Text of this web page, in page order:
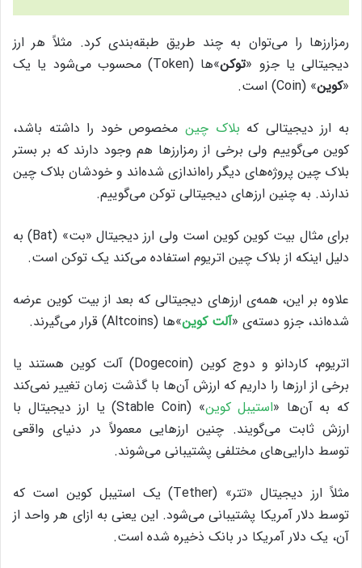
رمزارزها را می‌توان به چند طریق طبقه‌بندی کرد. مثلاً هر ارز
دیجیتالی یا جزو «توکن‌
»ها (Token) محسوب می‌شود یا یک
«کوین» (Coin) است.
به ارز دیجیتالی که بلاک چین مخصوص خود را داشته باشد،
کوین می‌گوییم ولی برخی از رمزارزها هم وجود دارند که بر بستر
بلاک چین پروژه‌های دیگر راه‌اندازی شده‌اند و خودشان بلاک چین
ندارند. به چنین ارزهای دیجیتالی توکن می‌گوییم.
برای مثال بیت کوین کوین است ولی ارز دیجیتال «بت» (Bat) به
دلیل اینکه از بلاک چین اتریوم استفاده می‌کند یک توکن است.
علاوه بر این، همه‌ی ارزهای دیجیتالی که بعد از بیت کوین عرضه
شده‌اند، جزو دسته‌ی «آلت کوین‌»ها (Altcoins) قرار می‌گیرند.
اتریوم، کاردانو و دوج کوین (Dogecoin) آلت کوین هستند یا
برخی از ارزها را داریم که ارزش آن‌ها با گذشت زمان تغییر نمی‌کند
که به آن‌ها «استیبل کوین
»‌ (Stable Coin) یا ارز دیجیتال با
ارزش ثابت می‌گویند. چنین ارزهایی معمولاً در دنیای واقعی
توسط دارایی‌های مختلفی پشتیبانی می‌شوند.
مثلاً ارز دیجیتال «تتر» (Tether) یک استیبل کوین است که
توسط دلار آمریکا پشتیبانی می‌شود. این یعنی به ازای هر واحد از
آن، یک دلار آمریکا در بانک ذخیره شده است.